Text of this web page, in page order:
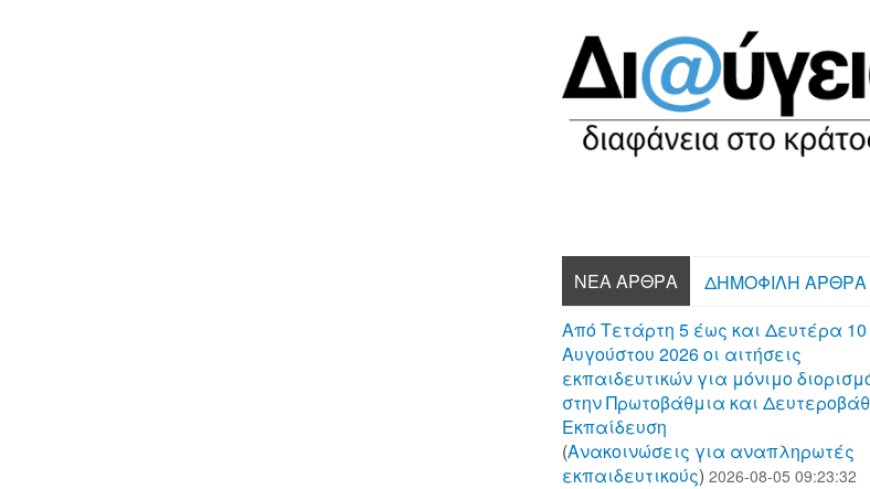
ΝΈΑ ΆΡΘΡΑ
ΔΗΜΟΦΙΛΉ ΆΡΘΡΑ
Από Τετάρτη 5 έως και Δευτέρα 10
Αυγούστου 2026 οι αιτήσεις
εκπαιδευτικών για μόνιμο
στην Πρωτοβάθμια και
Εκπαίδευση
(Aνακοινώσεις για αναπληρωτές
εκπαιδευτικούς) 2026-08-05 09:23:32